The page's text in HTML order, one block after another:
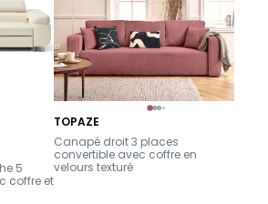
5
coffre et
TOPAZE
-
Canapé droit 3 places
convertible avec coffre en
velours texturé